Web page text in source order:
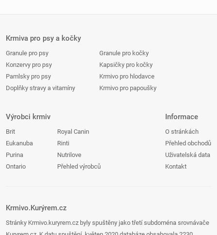
Krmiva pro psy a kočky
Granule pro psy
Konzervy pro psy
Pamlsky pro psy
Doplňky stravy a vitamíny
Granule pro kočky
Kapsičky pro kočky
Krmivo pro hlodavce
Krmivo pro papoušky
Výrobci krmiv
Brit
Eukanuba
Purina
Ontario
Royal Canin
Rinti
Nutrilove
Přehled výrobců
Informace
O stránkách
Přehled obchodů
Uživatelská data
Kontakt
Krmivo.Kurýrem.cz
Stránky Krmivo.kuryrem.cz byly spuštěny jako třetí subdoména srovnávače